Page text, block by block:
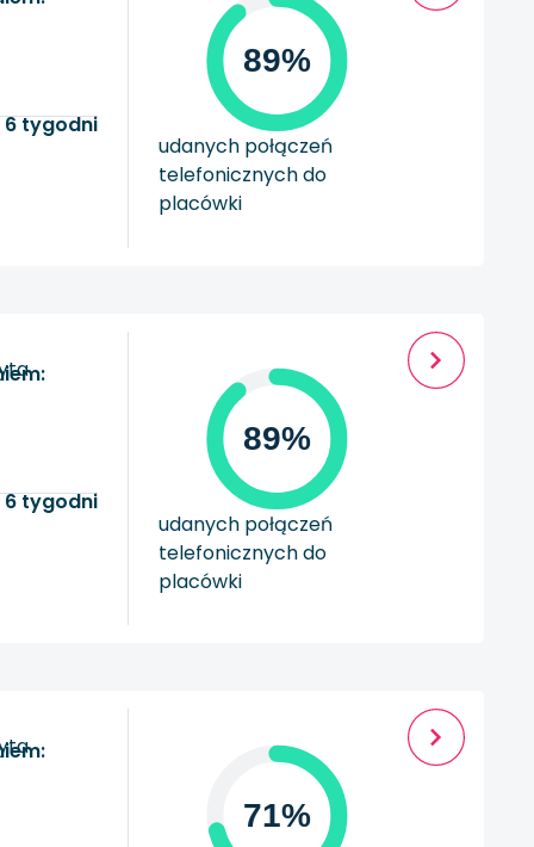
6 tygodni
89%
udanych połączeń
telefonicznych do
placówki
6 tygodni
89%
udanych połączeń
telefonicznych do
placówki
71%